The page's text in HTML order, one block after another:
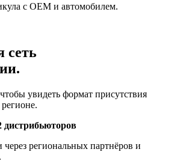
с OEM и автомобилем.
сеть
увидеть формат присутствия
дистрибьюторов
региональных партнёров и